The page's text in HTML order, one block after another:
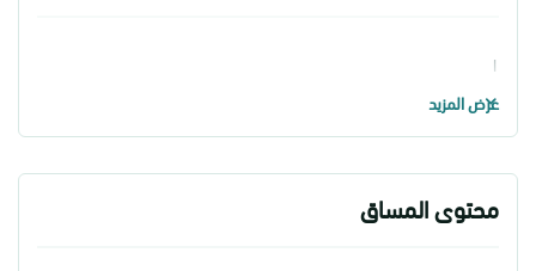
١
عرض المزيد
محتوى المساق